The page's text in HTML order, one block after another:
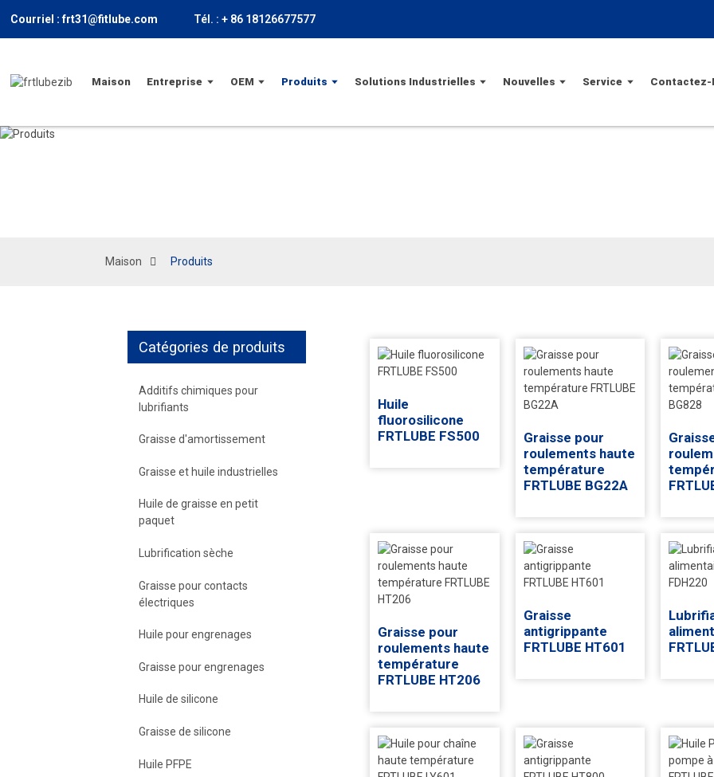
Courriel : frt31@fitlube.com Tél. : + 86 18126677577
Maison Entreprise OEM Produits Solutions Industrielles Nouvelles Service Contactez-
Maison Produits
Catégories de produits
Additifs chimiques pour
lubrifiants
Graisse d'amortissement
Graisse et huile industrielles
Huile de graisse en petit
paquet
Lubrification sèche
Graisse pour contacts
électriques
Huile pour engrenages
Graisse pour engrenages
Huile de silicone
Graisse de silicone
Huile PFPE
Huile
fluorosilicone
FRTLUBE FS500
Graisse pour
roulements haute
température
FRTLUBE BG22A
Graisse pour
roulements haute
température
FRTLUBE HT206
Graisse
antigrippante
FRTLUBE HT601